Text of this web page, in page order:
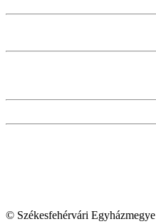
© Székesfehérvári Egyházmegye